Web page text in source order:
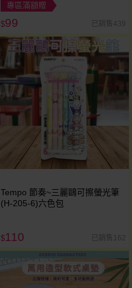
專區滿額贈
$99 已銷售439
Tempo 節奏~三麗鷗可擦螢光筆
(H-205-6)六色包
$110 已銷售162